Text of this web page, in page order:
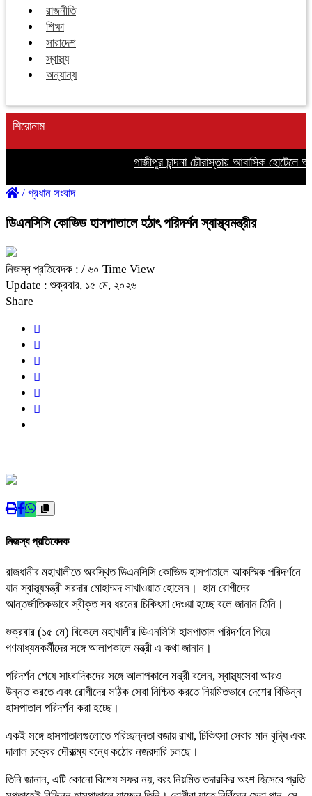
রাজনীতি
শিক্ষা
সারাদেশ
স্বাস্থ্য
অন্যান্য
শিরোনাম
গাজীপুর চান্দনা চৌরাস্তায় আবাসিক হোটেলে
/ প্রধান সংবাদ
ডিএনসিসি কোভিড হাসপাতালে হঠাৎ পরিদর্শন স্বাস্থ্যমন্ত্রীর
নিজস্ব প্রতিবেদক : / ৬০ Time View
Update : শুক্রবার, ১৫ মে, ২০২৬
Share
নিজস্ব প্রতিবেদক
রাজধানীর মহাখালীতে অবস্থিত ডিএনসিসি কোভিড হাসপাতালে আকস্মিক পরিদর্শনে
যান স্বাস্থ্যমন্ত্রী সরদার মোহাম্মদ সাখাওয়াত হোসেন। হাম রোগীদের
আন্তর্জাতিকভাবে স্বীকৃত সব ধরনের চিকিৎসা দেওয়া হচ্ছে বলে জানান তিনি।
শুক্রবার (১৫ মে) বিকেলে মহাখালীর ডিএনসিসি হাসপাতাল পরিদর্শনে গিয়ে
গণমাধ্যমকর্মীদের সঙ্গে আলাপকালে মন্ত্রী এ কথা জানান।
পরিদর্শন শেষে সাংবাদিকদের সঙ্গে আলাপকালে মন্ত্রী বলেন, স্বাস্থ্যসেবা আরও
উন্নত করতে এবং রোগীদের সঠিক সেবা নিশ্চিত করতে নিয়মিতভাবে দেশের বিভিন্ন
হাসপাতাল পরিদর্শন করা হচ্ছে।
একই সঙ্গে হাসপাতালগুলোতে পরিচ্ছন্নতা বজায় রাখা, চিকিৎসা সেবার মান বৃদ্ধি এবং
দালাল চক্রের দৌরাত্ম্য বন্ধে কঠোর নজরদারি চলছে।
তিনি জানান, এটি কোনো বিশেষ সফর নয়, বরং নিয়মিত তদারকির অংশ হিসেবে প্রতি